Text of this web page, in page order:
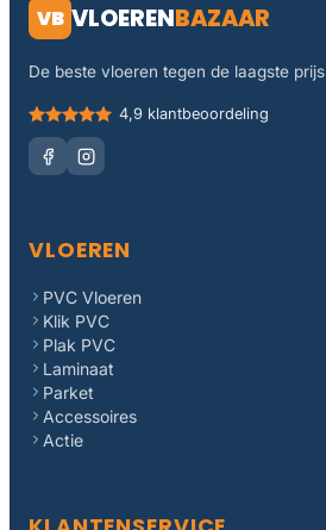
VB VLOERENBAZAAR
De beste vloeren tegen de laagste prijs
4,9 klantbeoordeling
VLOEREN
PVC Vloeren
Klik PVC
Plak PVC
Laminaat
Parket
Accessoires
Actie